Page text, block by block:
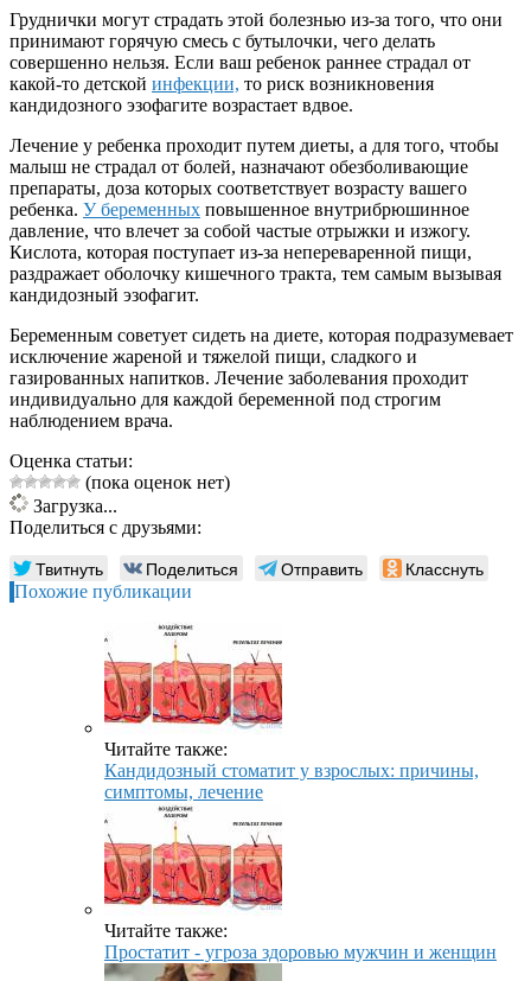
Груднички могут страдать этой болезнью из-за того, что они
принимают горячую смесь с бутылочки, чего делать
совершенно нельзя. Если ваш ребенок раннее страдал от
какой-то детской инфекции, то риск возникновения
кандидозного эзофагите возрастает вдвое.
Лечение у ребенка проходит путем диеты, а для того, чтобы
малыш не страдал от болей, назначают обезболивающие
препараты, доза которых соответствует возрасту вашего
ребенка. У беременных повышенное внутрибрюшинное
давление, что влечет за собой частые отрыжки и изжогу.
Кислота, которая поступает из-за непереваренной пищи,
раздражает оболочку кишечного тракта, тем самым вызывая
кандидозный эзофагит.
Беременным советует сидеть на диете, которая подразумевает
исключение жареной и тяжелой пищи, сладкого и
газированных напитков. Лечение заболевания проходит
индивидуально для каждой беременной под строгим
наблюдением врача.
Оценка статьи:
(пока оценок нет)
Загрузка...
Поделиться с друзьями:
Твитнуть Поделиться Отправить Класснуть
Похожие публикации
Читайте также:
Кандидозный стоматит у взрослых: причины,
симптомы, лечение
Читайте также:
Простатит - угроза здоровью мужчин и женщин